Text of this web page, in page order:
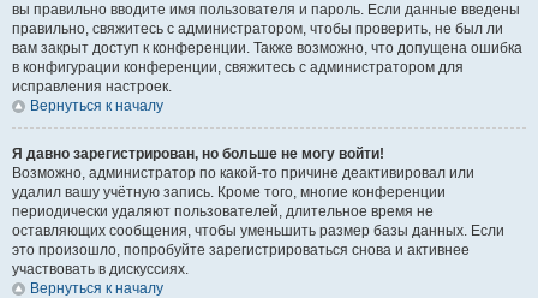
вы правильно вводите имя пользователя и пароль. Если данные введены
правильно, свяжитесь с администратором, чтобы проверить, не был ли
вам закрыт доступ к конференции. Также возможно, что допущена ошибка
в конфигурации конференции, свяжитесь с администратором для
исправления настроек.
Вернуться к началу
Я давно зарегистрирован, но больше не могу войти!
Возможно, администратор по какой-то причине деактивировал или
удалил вашу учётную запись. Кроме того, многие конференции
периодически удаляют пользователей, длительное время не
оставляющих сообщения, чтобы уменьшить размер базы данных. Если
это произошло, попробуйте зарегистрироваться снова и активнее
участвовать в дискуссиях.
Вернуться к началу